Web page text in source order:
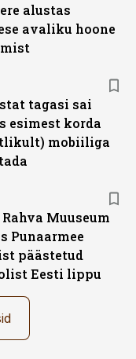
alustas
avaliku hoone
tagasi sai
esimest korda
mobiiliga
Muuseum
Punaarmee
päästetud
Eesti lippu